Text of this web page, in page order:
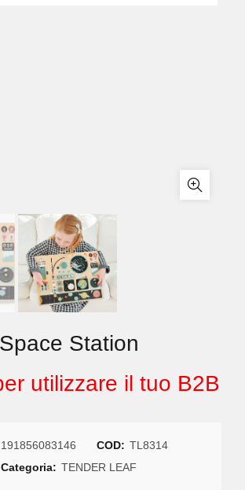
Space Station
utilizzare il tuo B2B
191856083146 COD: TL8314
Categoria: TENDER LEAF